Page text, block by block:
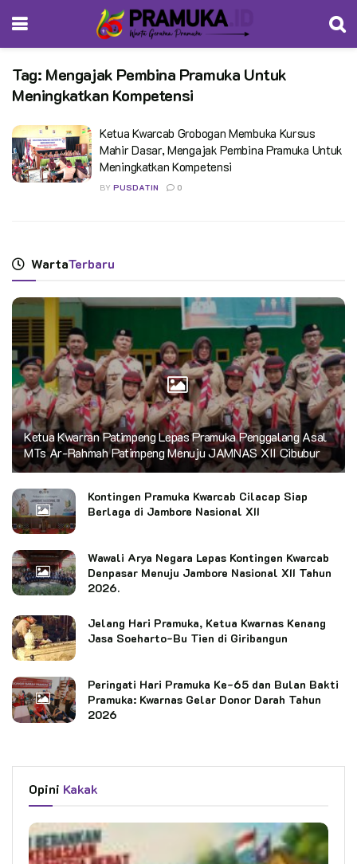
Tag: Mengajak Pembina Pramuka Untuk
Meningkatkan Kompetensi
Ketua Kwarcab Grobogan Membuka Kursus
Mahir Dasar, Mengajak Pembina Pramuka Untuk
Meningkatkan Kompetensi
BY PUSDATIN 0
WartaTerbaru
Ketua Kwarran Patimpeng Lepas Pramuka Penggalang Asal
MTs Ar-Rahmah Patimpeng Menuju JAMNAS XII Cibubur
Kontingen Pramuka Kwarcab Cilacap Siap
Berlaga di Jambore Nasional XII
Wawali Arya Negara Lepas Kontingen Kwarcab
Denpasar Menuju Jambore Nasional XII Tahun
2026.
Jelang Hari Pramuka, Ketua Kwarnas Kenang
Jasa Soeharto-Bu Tien di Giribangun
Peringati Hari Pramuka Ke-65 dan Bulan Bakti
Pramuka: Kwarnas Gelar Donor Darah Tahun
2026
Opini Kakak